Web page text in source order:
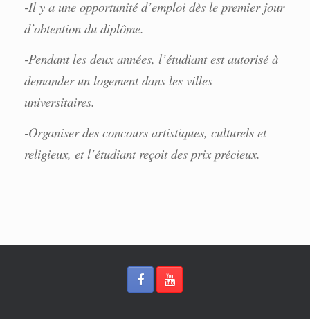
-Il y a une opportunité d’emploi dès le premier jour
d’obtention du diplôme.
-Pendant les deux années, l’étudiant est autorisé à
demander un logement dans les villes
universitaires.
-Organiser des concours artistiques, culturels et
religieux, et l’étudiant reçoit des prix précieux.